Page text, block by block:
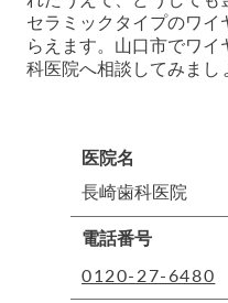
セラミックタイプのワイ
らえます。山口市でワ
科医院へ相談してみまし
医院名
長崎歯科医院
電話番号
0120-27-6480